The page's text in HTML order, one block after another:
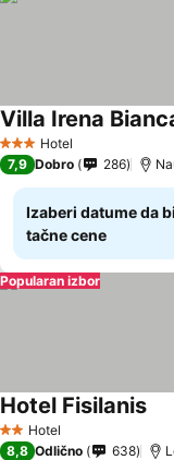
3 Zvezdice
Hotel
Villa Irena
7,9 Dobro 286
Izaberi datume da
tačne cene
Popularan izbor
2 Zvezdice
Hotel
Hotel Fisilanis
8,8 Odlično 638